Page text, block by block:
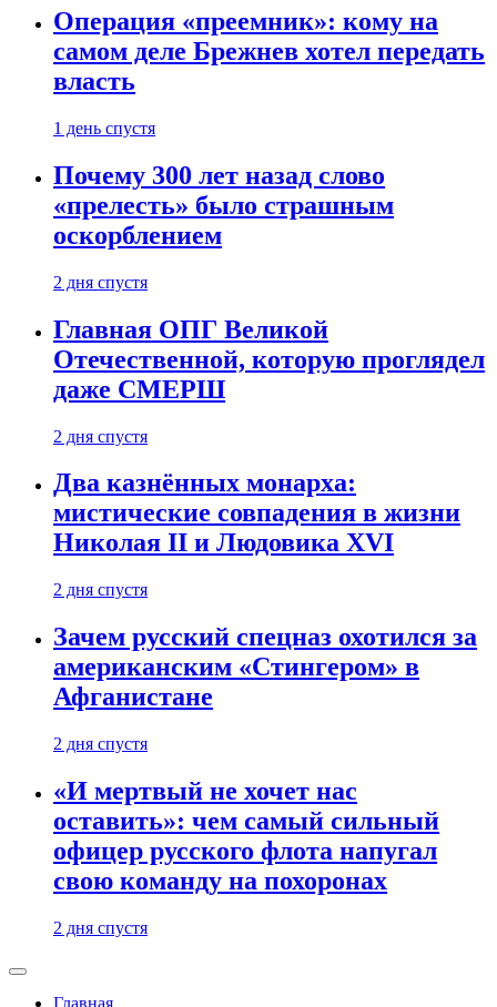
Операция «преемник»: кому на
самом деле Брежнев хотел передать
власть
1 день спустя
Почему 300 лет назад слово
«прелесть» было страшным
оскорблением
2 дня спустя
Главная ОПГ Великой
Отечественной, которую проглядел
даже СМЕРШ
2 дня спустя
Два казнённых монарха:
мистические совпадения в жизни
Николая II и Людовика XVI
2 дня спустя
Зачем русский спецназ охотился за
американским «Стингером» в
Афганистане
2 дня спустя
«И мертвый не хочет нас
оставить»: чем самый сильный
офицер русского флота напугал
свою команду на похоронах
2 дня спустя
Главная